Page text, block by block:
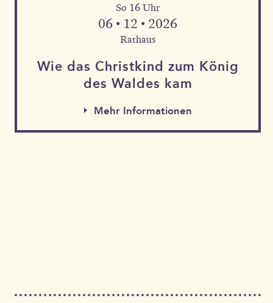
So 16 Uhr
06 • 12 • 2026
Rathaus
Wie das Christkind zum König
des Waldes kam
Mehr Informationen